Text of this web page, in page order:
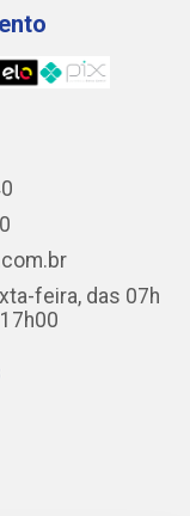
feira, das 07h